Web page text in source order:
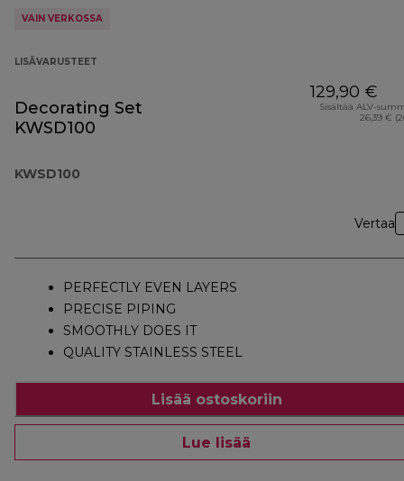
VAIN VERKOSSA
LISÄVARUSTEET
Decorating Set
KWSD100
KWSD100
129,90 €
Sisältää ALV-
26,39 €
Vertaa
PERFECTLY EVEN LAYERS
PRECISE PIPING
SMOOTHLY DOES IT
QUALITY STAINLESS STEEL
Lisää ostoskoriin
Lue lisää